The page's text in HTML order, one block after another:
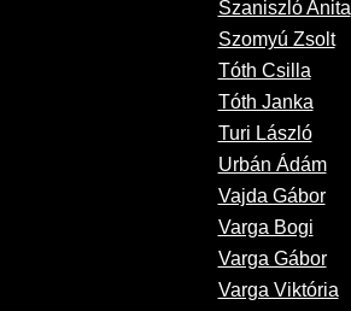
Szaniszló Anita
Szomyú Zsolt
Tóth Csilla
Tóth Janka
Turi László
Urbán Ádám
Vajda Gábor
Varga Bogi
Varga Gábor
Varga Viktória